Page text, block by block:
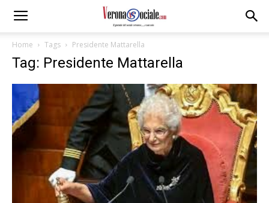
Home Tags Presidente Mattarella
Tag: Presidente Mattarella